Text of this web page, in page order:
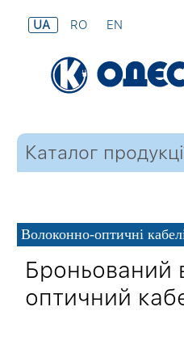
UA RO EN
Каталог
Волоконно-оптичні
Броньований
оптичний